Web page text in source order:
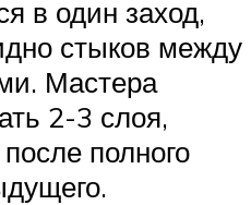
в один заход,
стыков между
Мастера
2-3 слоя,
полного